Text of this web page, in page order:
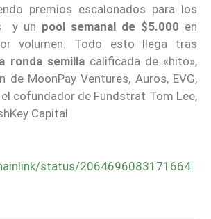
premios escalonados para los
y un pool semanal de $5.000 en
volumen. Todo esto llega tras
ronda semillacalificada de «hito»,
de MoonPay Ventures, Auros, EVG,
cofundador de Fundstrat Tom Lee,
Capital.
status/2064696083171664